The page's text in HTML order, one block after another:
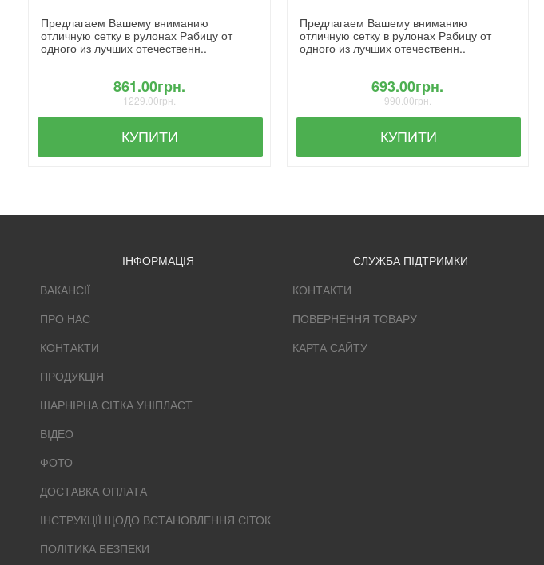
Предлагаем Вашему вниманию
отличную сетку в рулонах Рабицу от
одного из лучших отечественн..
861.00грн.
1229.00грн.
КУПИТИ
Предлагаем Вашему вниманию
отличную сетку в рулонах Рабицу от
одного из лучших отечественн..
693.00грн.
990.00грн.
КУПИТИ
ІНФОРМАЦІЯ
ВАКАНСІЇ
ПРО НАС
КОНТАКТИ
ПРОДУКЦІЯ
ШАРНІРНА СІТКА УНІПЛАСТ
ВІДЕО
ФОТО
ДОСТАВКА ОПЛАТА
ІНСТРУКЦІЇ ЩОДО ВСТАНОВЛЕННЯ СІТОК
ПОЛІТИКА БЕЗПЕКИ
СЛУЖБА ПІДТРИМКИ
КОНТАКТИ
ПОВЕРНЕННЯ ТОВАРУ
КАРТА САЙТУ